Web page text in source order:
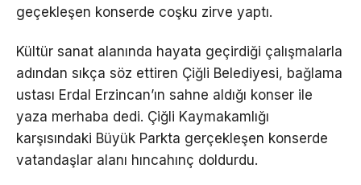
geçekleşen konserde coşku zirve yaptı.
Kültür sanat alanında hayata geçirdiği çalışmalarla
adından sıkça söz ettiren Çiğli Belediyesi, bağlama
ustası Erdal Erzincan’ın sahne aldığı konser ile
yaza merhaba dedi. Çiğli Kaymakamlığı
karşısındaki Büyük Parkta gerçekleşen konserde
vatandaşlar alanı hıncahınç doldurdu.